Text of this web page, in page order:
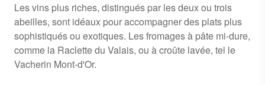
Les vins plus riches, distingués par les deux ou trois
abeilles, sont idéaux pour accompagner des plats plus
sophistiqués ou exotiques. Les fromages à pâte mi-dure,
comme la Raclette du Valais, ou à croûte lavée, tel le
Vacherin Mont-d'Or.